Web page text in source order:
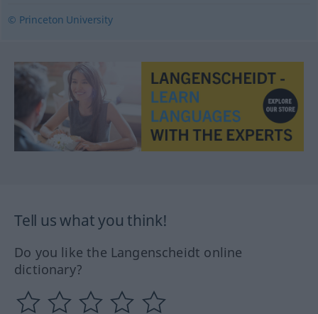
© Princeton University
Tell us what you think!
Do you like the Langenscheidt online
dictionary?